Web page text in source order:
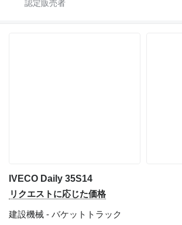
IVECO Daily 35S14
リクエストに応じた価格
建設機械 - バケットトラック